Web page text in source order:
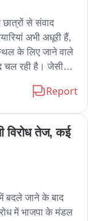
से संवाद
अभी अधूरी हैं,
के लिए जाने वाले
चल रही है। जेसीबी
भी शुरू हो गया
Report
विरोध तेज, कई
बदले जाने के बाद
में भाजपा के मंडल